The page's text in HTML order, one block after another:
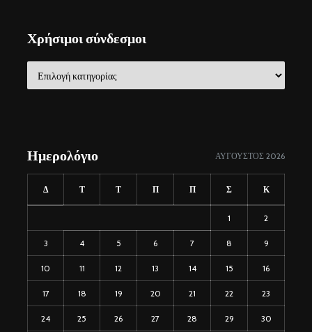
Χρήσιμοι σύνδεσμοι
σύνδεσμοι
Ημερολόγιο ΑΎΓΟΥΣΤΟΣ 2026
Δ Τ Τ Π Π Σ Κ
1 2
3 4 5 6 7 8 9
10 11 12 13 14 15 16
17 18 19 20 21 22 23
24 25 26 27 28 29 30